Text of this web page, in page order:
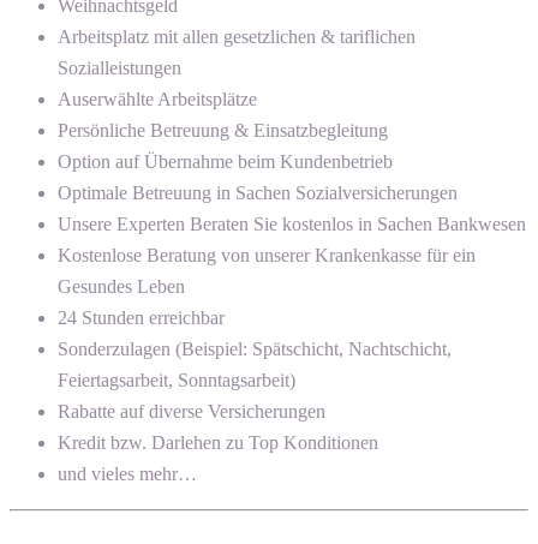
Weihnachtsgeld
Arbeitsplatz mit allen gesetzlichen & tariflichen
Sozialleistungen
Auserwählte Arbeitsplätze
Persönliche Betreuung & Einsatzbegleitung
Option auf Übernahme beim Kundenbetrieb
Optimale Betreuung in Sachen Sozialversicherungen
Unsere Experten Beraten Sie kostenlos in Sachen Bankwesen
Kostenlose Beratung von unserer Krankenkasse für ein
Gesundes Leben
24 Stunden erreichbar
Sonderzulagen (Beispiel: Spätschicht, Nachtschicht,
Feiertagsarbeit, Sonntagsarbeit)
Rabatte auf diverse Versicherungen
Kredit bzw. Darlehen zu Top Konditionen
und vieles mehr…